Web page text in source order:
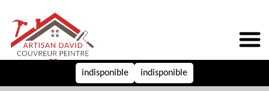
indisponible indisponible